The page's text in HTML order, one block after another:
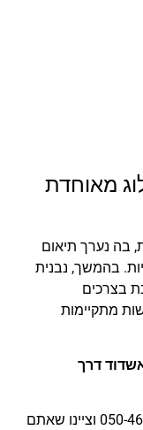
מאוחדת
בה נערך תיאום
בהמשך, נבנית
בצרכים
מתקיימות
דרך
התקשרו למרפאה בטלפון 050-4615495 וציינו שאתם